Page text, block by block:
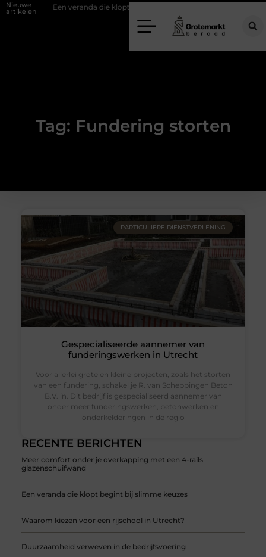
Nieuwe
artikelen Een veranda die klopt begint bij slimme keuzes
Tag: Fundering storten
RECENTE BERICHTEN
Meer comfort onder je overkapping met een 4-rails
glazenschuifwand
Een veranda die klopt begint bij slimme keuzes
Waarom kiezen voor een rijschool in Utrecht?
Duurzaamheid verweven in de bedrijfsvoering
PARTICULIERE DIENSTVERLENING
Gespecialiseerde aannemer van
funderingswerken in Utrecht
Voor allerlei grote en kleine projecten, zoals het storten
van een fundering, schakel je R. van Scheppingen Beton
B.V. in. Dit bedrijf is gespecialiseerd aannemer van
onder meer funderingswerken, betonwerken en
onderkelderingen in de regio